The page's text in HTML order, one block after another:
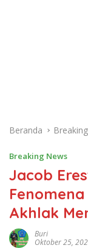
Beranda
Breaking News
Jacob
Akhlak
Buri
Oktober 25,